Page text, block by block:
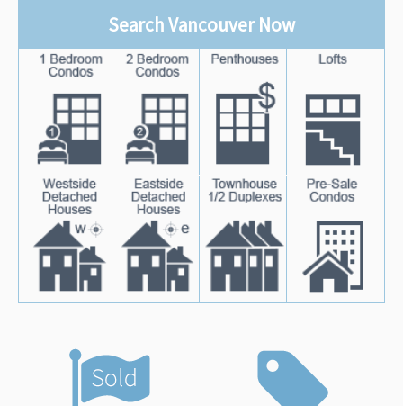
Search Vancouver Now